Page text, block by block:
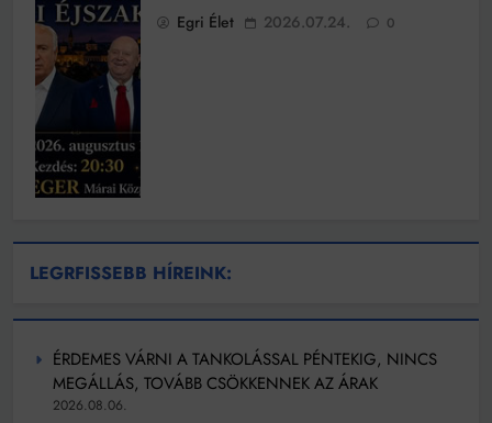
Egri Élet 2026.07.24. 0
LEGRFISSEBB HÍREINK:
ÉRDEMES VÁRNI A TANKOLÁSSAL PÉNTEKIG, NINCS
MEGÁLLÁS, TOVÁBB CSÖKKENNEK AZ ÁRAK
2026.08.06.